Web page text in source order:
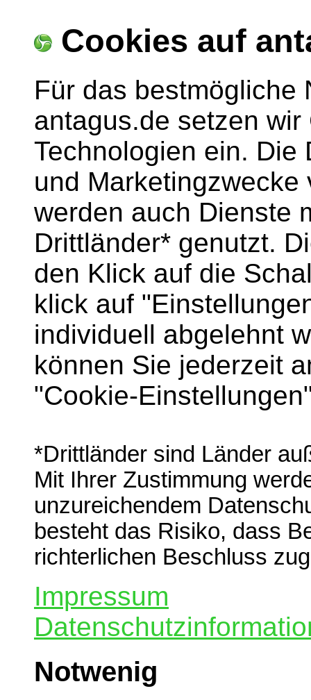
Cookies auf
Für das bestmögliche
antagus.de setzen
Technologien ein. Die
und
werden auch Dienste
Drittländer* genutzt.
den Klick auf die
klick auf
individuell abgelehnt
können Sie jederzeit
"Cookie-
*Drittländer sind Länder
Mit Ihrer Zustimmung
unzureichendem
besteht das Risiko, dass
richterlichen Beschluss
Impressum
Notwenig